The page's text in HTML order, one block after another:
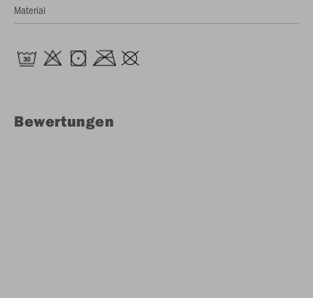
Material
Bewertungen